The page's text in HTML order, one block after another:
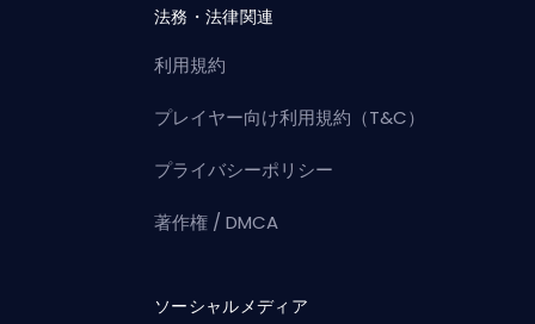
法務・法律関連
利用規約
プレイヤー向け利用規約（T&C）
プライバシーポリシー
著作権 / DMCA
ソーシャルメディア